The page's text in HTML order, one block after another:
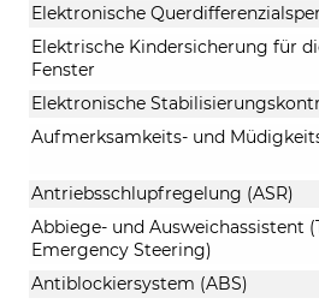
Elektronische
Elektrische Kindersicherung für
Fenster
Elektronische
Aufmerksamkeits- und
Antriebsschlupfregelung (ASR)
Abbiege- und Ausweichassistent
Emergency Steering)
Antiblockiersystem (ABS)